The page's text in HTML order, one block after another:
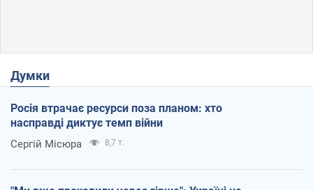
Думки
Росія втрачає ресурси поза планом: хто
насправді диктує темп війни
Сергій Місюра 8,7 т.